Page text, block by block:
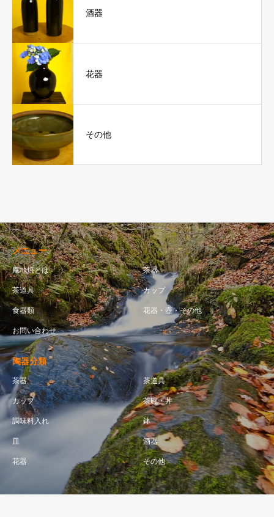
酒器
花器
その他
メニュー
庵地焼とは 茶器
茶道具 カップ
食器類 花器・壺・その他
お問い合わせ
陶器分類
茶器 茶道具
カップ 茶碗・丼
調味料入れ 鉢
皿 酒器
花器 その他